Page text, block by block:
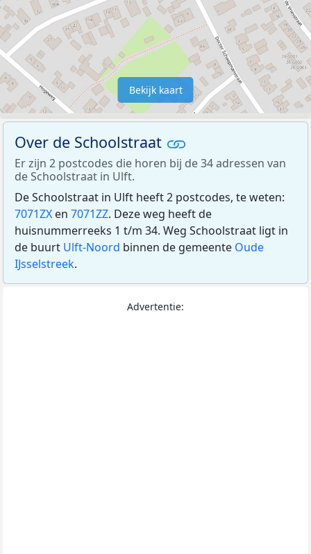
Bekijk kaart
Over de Schoolstraat
Er zijn 2 postcodes die horen bij de 34 adressen van
de Schoolstraat in Ulft.
De Schoolstraat in Ulft heeft 2 postcodes, te weten:
7071ZX en 7071ZZ. Deze weg heeft de
huisnummerreeks 1 t/m 34. Weg Schoolstraat ligt in
de buurt Ulft-Noord binnen de gemeente Oude
IJsselstreek.
Advertentie: